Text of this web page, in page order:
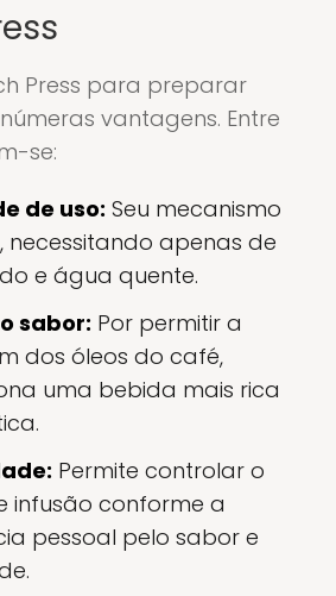
Press para preparar
vantagens. Entre
se:
de uso: Seu mecanismo
necessitando apenas de
e água quente.
sabor: Por permitir a
dos óleos do café,
uma bebida mais rica
Permite controlar o
infusão conforme a
pessoal pelo sabor e